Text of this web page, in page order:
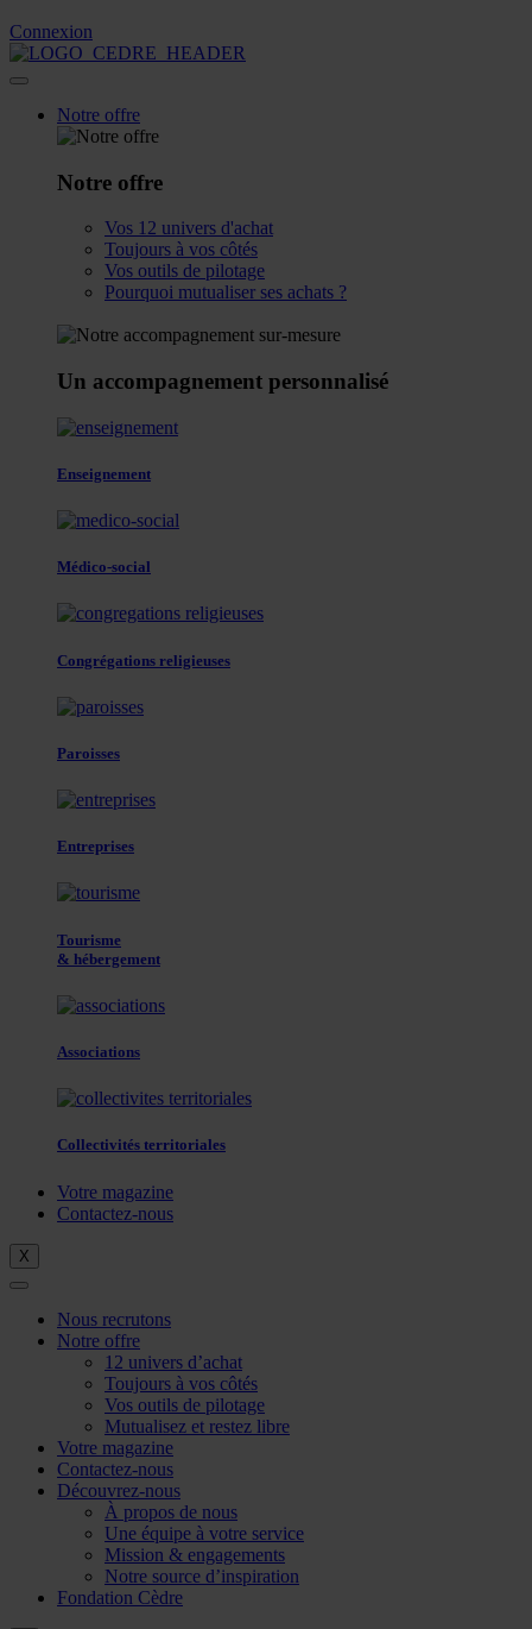
Connexion
Notre offre
Notre offre
Vos 12 univers d'achat
Toujours à vos côtés
Vos outils de pilotage
Pourquoi mutualiser ses achats ?
Un accompagnement personnalisé
Enseignement
Médico-social
Congrégations religieuses
Paroisses
Entreprises
Tourisme
& hébergement
Associations
Collectivités territoriales
Votre magazine
Contactez-nous
X
Nous recrutons
Notre offre
12 univers d’achat
Toujours à vos côtés
Vos outils de pilotage
Mutualisez et restez libre
Votre magazine
Contactez-nous
Découvrez-nous
À propos de nous
Une équipe à votre service
Mission & engagements
Notre source d’inspiration
Fondation Cèdre